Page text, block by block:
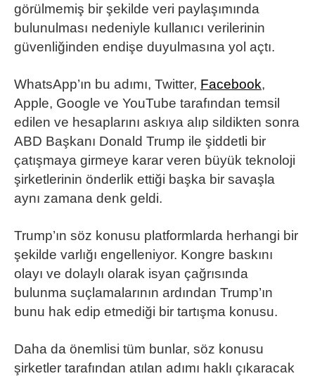
görülmemiş bir şekilde veri paylaşımında
bulunulması nedeniyle kullanıcı verilerinin
güvenliğinden endişe duyulmasına yol açtı.
WhatsApp’ın bu adımı, Twitter, Facebook,
Apple, Google ve YouTube tarafından temsil
edilen ve hesaplarını askıya alıp sildikten sonra
ABD Başkanı Donald Trump ile şiddetli bir
çatışmaya girmeye karar veren büyük teknoloji
şirketlerinin önderlik ettiği başka bir savaşla
aynı zamana denk geldi.
Trump’ın söz konusu platformlarda herhangi bir
şekilde varlığı engelleniyor. Kongre baskını
olayı ve dolaylı olarak isyan çağrısında
bulunma suçlamalarının ardından Trump’ın
bunu hak edip etmediği bir tartışma konusu.
Daha da önemlisi tüm bunlar, söz konusu
şirketler tarafından atılan adımı haklı çıkaracak